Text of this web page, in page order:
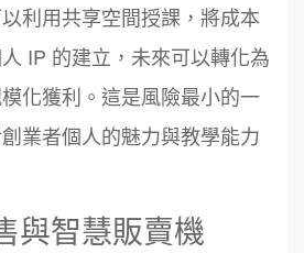
利用共享空間授課，將成本
IP 的建立，未來可以轉化為
化獲利。這是風險最小的一
業者個人的魅力與教學能力
與智慧販賣機